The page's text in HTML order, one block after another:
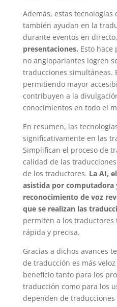
Además, estas
también ayudan en la
durante eventos en
presentaciones. Esto hace
no angloparlantes logren
traducciones simultáneas.
permitiendo mayor
contribuyen a la
conocimientos en todo el
En resumen, las
significativamente en las
Simplifican el proceso de
calidad de las
de los traductores. La AI,
asistida por computadora
reconocimiento de voz
que se realizan las
permiten a los
rápida y precisa.
Gracias a dichos avances
de traducción es más
beneficio tanto para los
traducción como para los
dependen de traducciones